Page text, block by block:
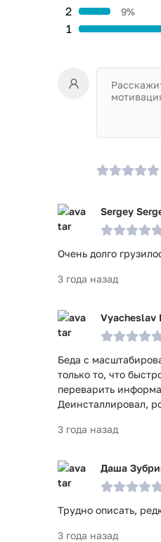
1
2 9%
Sergey
Очень долго
3 года назад
Vyacheslav
Беда с
только то, что
переварить
Деинсталлировал,
3 года назад
Даша
Трудно описать,
3 года назад